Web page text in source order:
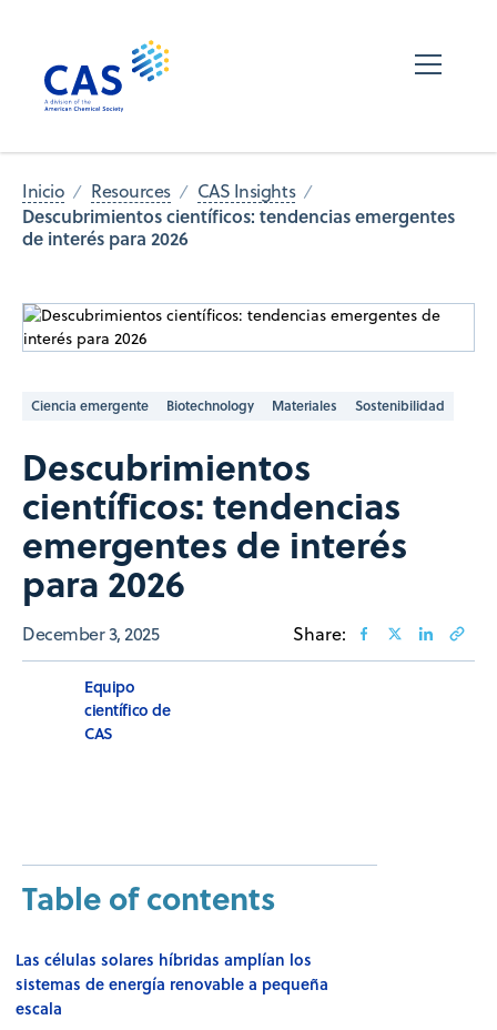
Inicio Resources CAS Insights
Descubrimientos científicos: tendencias emergentes
de interés para 2026
Ciencia emergente Biotechnology Materiales Sostenibilidad
Descubrimientos
científicos: tendencias
emergentes de interés
para 2026
December 3, 2025 Share:
Equipo
científico de
CAS
Table of contents
Las células solares híbridas amplían los
sistemas de energía renovable a pequeña
escala